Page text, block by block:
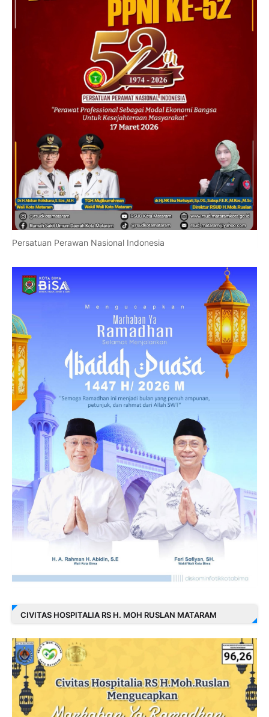
Persatuan Perawan Nasional Indonesia
CIVITAS HOSPITALIA RS H. MOH RUSLAN MATARAM